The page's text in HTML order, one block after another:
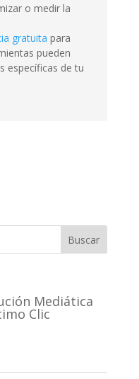
o medir la
gratuita para
pueden
específicas de tu
Buscar
Mediática
Clic